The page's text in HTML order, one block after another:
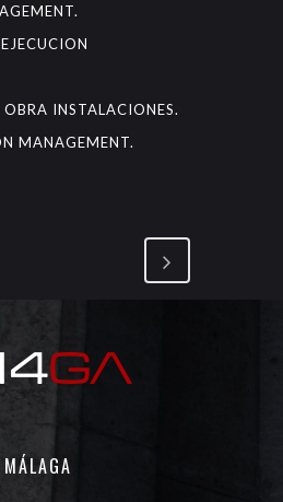
INSTALACIONES.
MANAGEMENT.
MÁLAGA